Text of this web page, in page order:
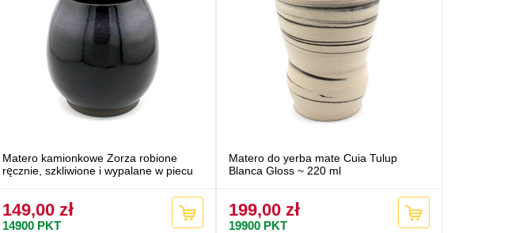
Matero kamionkowe Zorza robione
ręcznie, szkliwione i wypalane w piecu
149,00 zł
14900 PKT
Matero do yerba mate Cuia Tulup
Blanca Gloss ~ 220 ml
199,00 zł
19900 PKT